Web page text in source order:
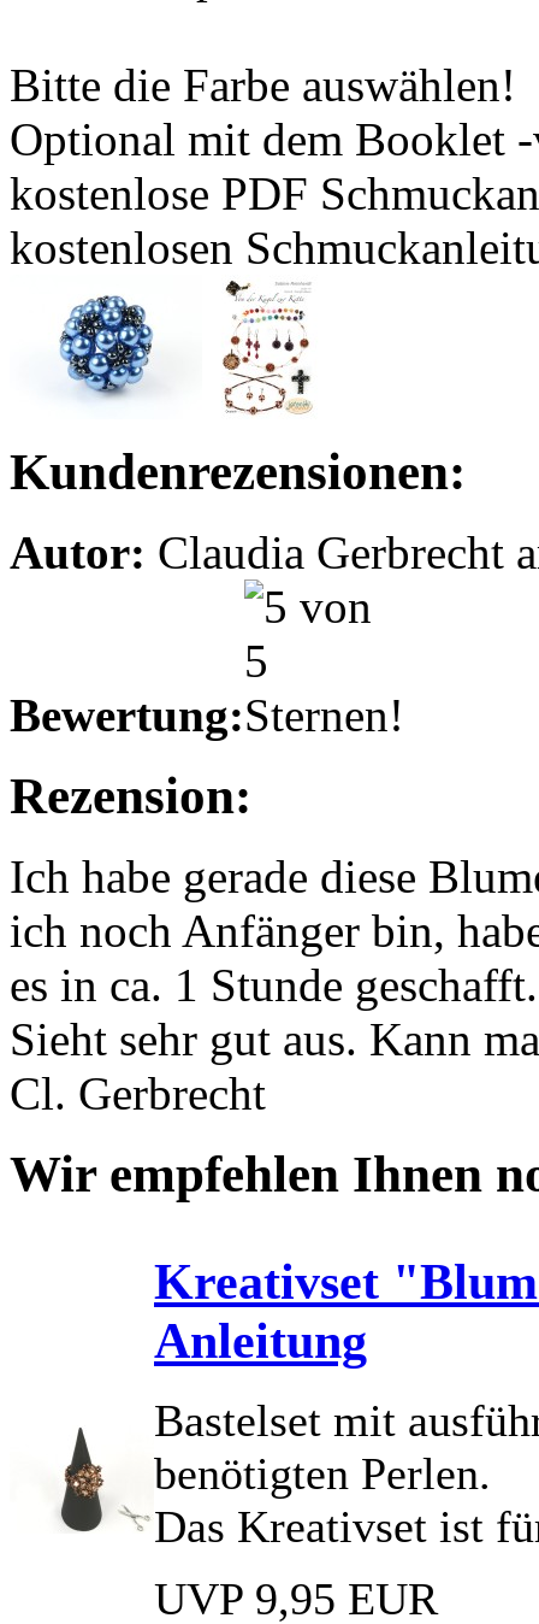
Bitte die Farbe auswählen!
Optional mit dem Booklet
kostenlose PDF
kostenlosen
Kundenrezensionen:
Autor: Claudia Gerbrecht
Bewertung:
Rezension:
Ich habe gerade diese
ich noch Anfänger bin,
es in ca. 1 Stunde geschafft.
Sieht sehr gut aus. Kann
Cl. Gerbrecht
Wir empfehlen Ihnen
Kreativset
Anleitung
Bastelset mit
benötigten Perlen.
Das Kreativset ist
UVP 9,95 EUR